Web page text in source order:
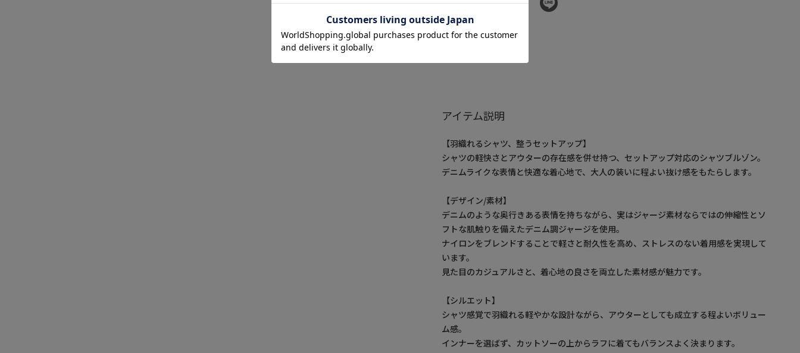
アイテム説明
【羽織れるシャツ、整うセットアップ】
シャツの軽快さとアウターの存在感を併せ持つ、セットアップ対応のシャツブルゾン。
デニムライクな表情と快適な着心地で、大人の装いに程よい抜け感をもたらします。
【デザイン/素材】
デニムのような奥行きある表情を持ちながら、実はジャージ素材ならではの伸縮性とソ
フトな肌触りを備えたデニム調ジャージを使用。
ナイロンをブレンドすることで軽さと耐久性を高め、ストレスのない着用感を実現して
います。
見た目のカジュアルさと、着心地の良さを両立した素材感が魅力です。
【シルエット】
シャツ感覚で羽織れる軽やかな設計ながら、アウターとしても成立する程よいボリュー
ム感。
インナーを選ばず、カットソーの上からラフに着てもバランスよく決まります。